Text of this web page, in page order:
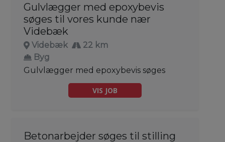
Gulvlægger med epoxybevis
søges til vores kunde nær
Videbæk
Videbæk
22 km
Byg
Gulvlægger med epoxybevis søges
VIS JOB
Betonarbejder søges til stilling